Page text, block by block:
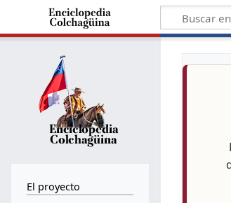
El proyecto